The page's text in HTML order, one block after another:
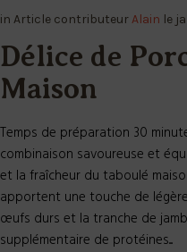
in Article contributeurAlain le
Délice de
Maison
Temps de préparation 30
combinaison savoureuse et
et la fraîcheur du taboulé
apportent une touche de
œufs durs et la tranche de
supplémentaire de protéines....